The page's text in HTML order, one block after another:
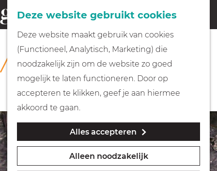
Deze website gebruikt cookies
Deze website maakt gebruik van cookies
(Functioneel, Analytisch, Marketing) die
noodzakelijk zijn om de website zo goed
mogelijk te laten functioneren. Door op
accepteren te klikken, geef je aan hiermee
akkoord te gaan.
Alles accepteren
Alleen noodzakelijk
G
a
d
e
h
o
Fietsen
Wandelen
Geocachen
Naar het museum
o
e
k
e
n
COLLECTIE
Rijksmuseum Muiderslot